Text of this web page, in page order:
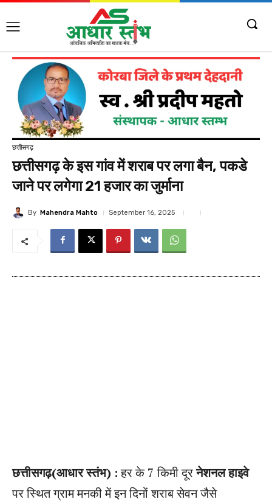
छत्तीसगढ़
छत्तीसगढ़ के इस गांव में शराब पर लगा बैन, पकडे
जाने पर लगेगा 21 हजार का जुर्माना
By Mahendra Mahto September 16, 2025
छत्तीसगढ़(आधार स्तंभ) :हर के 7 किमी दूरनेशनल हाइवे
पर स्थित ग्राम मनकी में इन दिनों शराब सेवन जैसे